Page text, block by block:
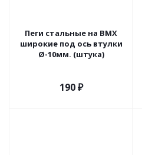
Пеги стальные на ВМХ
широкие под ось втулки
Ø-10мм. (штука)
190₽